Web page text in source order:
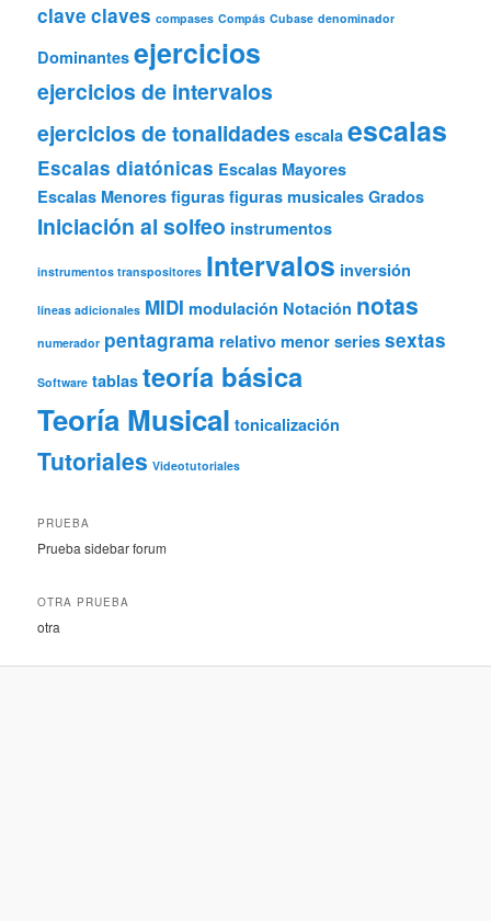
clave claves compases Compás Cubase denominador
Dominantes ejercicios
ejercicios de intervalos
ejercicios de tonalidades escala escalas
Escalas diatónicas Escalas Mayores
Escalas Menores figuras figuras musicales Grados
Iniciación al solfeo instrumentos
instrumentos transpositores Intervalos inversión
líneas adicionales MIDI modulación Notación notas
numerador pentagrama relativo menor series sextas
Software tablas teoría básica
Teoría Musical tonicalización
Tutoriales Videotutoriales
PRUEBA
Prueba sidebar forum
OTRA PRUEBA
otra